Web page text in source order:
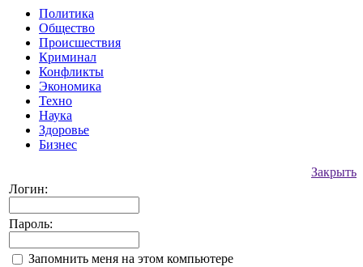
Политика
Общество
Происшествия
Криминал
Конфликты
Экономика
Техно
Наука
Здоровье
Бизнес
Закрыть
Логин:
Пароль:
Запомнить меня на этом компьютере